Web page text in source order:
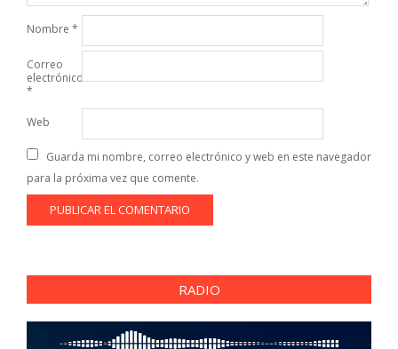
Nombre *
Correo
electrónico
*
Web
Guarda mi nombre, correo electrónico y web en este navegador
para la próxima vez que comente.
RADIO